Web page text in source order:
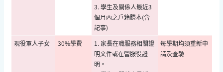
3. 學生及關係人最近3
個月內之戶籍謄本(含
記事)
現役軍人子女
30%學費
1. 家長在職服務相關證
明文件或在營服役證
明。
每學期均須重新申
請及查驗